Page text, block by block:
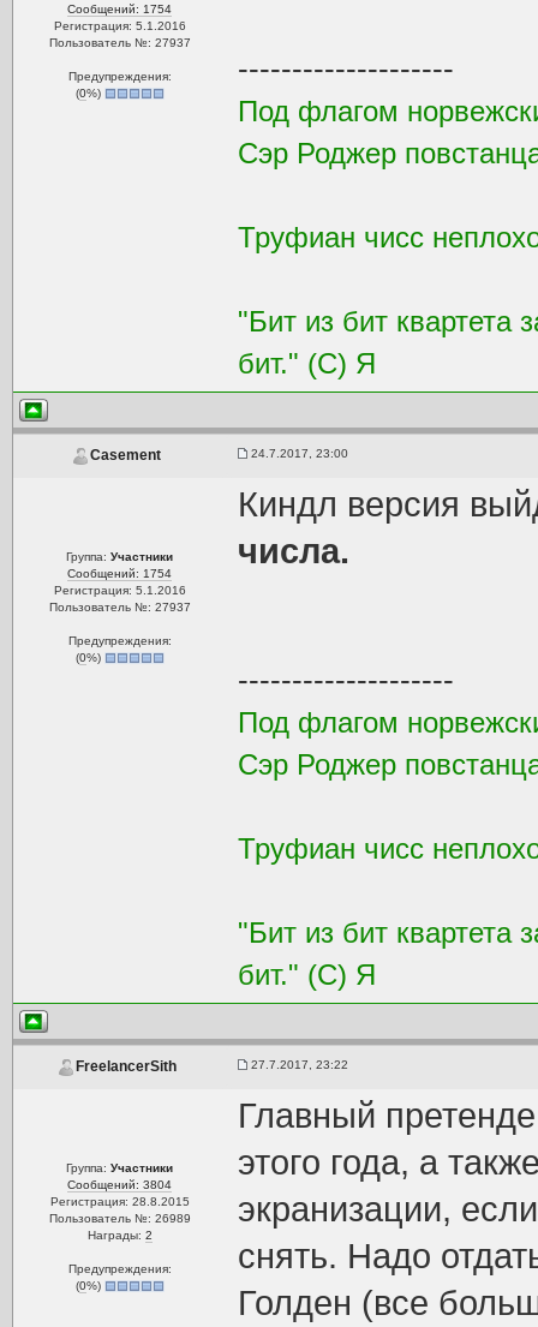
Сообщений: 1754
Регистрация: 5.1.2016
Пользователь №: 27937
Предупреждения:
(0%)
--------------------
Под флагом
Сэр Роджер
Труфиан чисс
"Бит из бит квартета
бит." (С) Я
Casement 24.7.2017, 23:00
Группа:Участники
Сообщений: 1754
Регистрация: 5.1.2016
Пользователь №: 27937
Предупреждения:
(0%)
Киндл версия
числа.
--------------------
Под флагом
Сэр Роджер
Труфиан чисс
"Бит из бит квартета
бит." (С) Я
FreelancerSith 27.7.2017, 23:22
Группа:Участники
Сообщений: 3804
Регистрация: 28.8.2015
Пользователь №: 26989
Награды: 2
Предупреждения:
(0%)
Главный
этого года, а
экранизации,
снять. Надо
Голден (все